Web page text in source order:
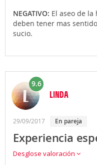
NEGATIVO: El aseo de
deben tener mas
sucio.
9.6
LINDA
29/09/2017 en pareja
Experiencia
Desglose valoración